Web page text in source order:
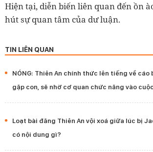
Hiện tại, diễn biến liên quan đến ồn
hút sự quan tâm của dư luận.
TIN LIÊN QUAN
NÓNG: Thiên An chính thức lên tiếng về cáo
gặp con, sẽ nhờ cơ quan chức năng vào cuộc
Loạt bài đăng Thiên An vội xoá giữa lúc bị
có nội dung gì?